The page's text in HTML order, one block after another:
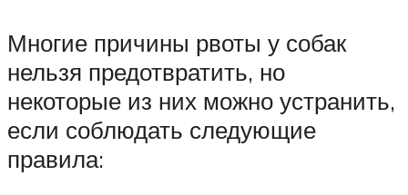
Многие причины рвоты у собак
нельзя предотвратить, но
некоторые из них можно устранить,
если соблюдать следующие
правила: